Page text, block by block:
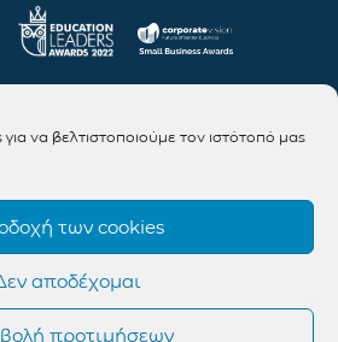
να βελτιστοποιούμε τον ιστότοπό μας
των cookies
αποδέχομαι
προτιμήσεων